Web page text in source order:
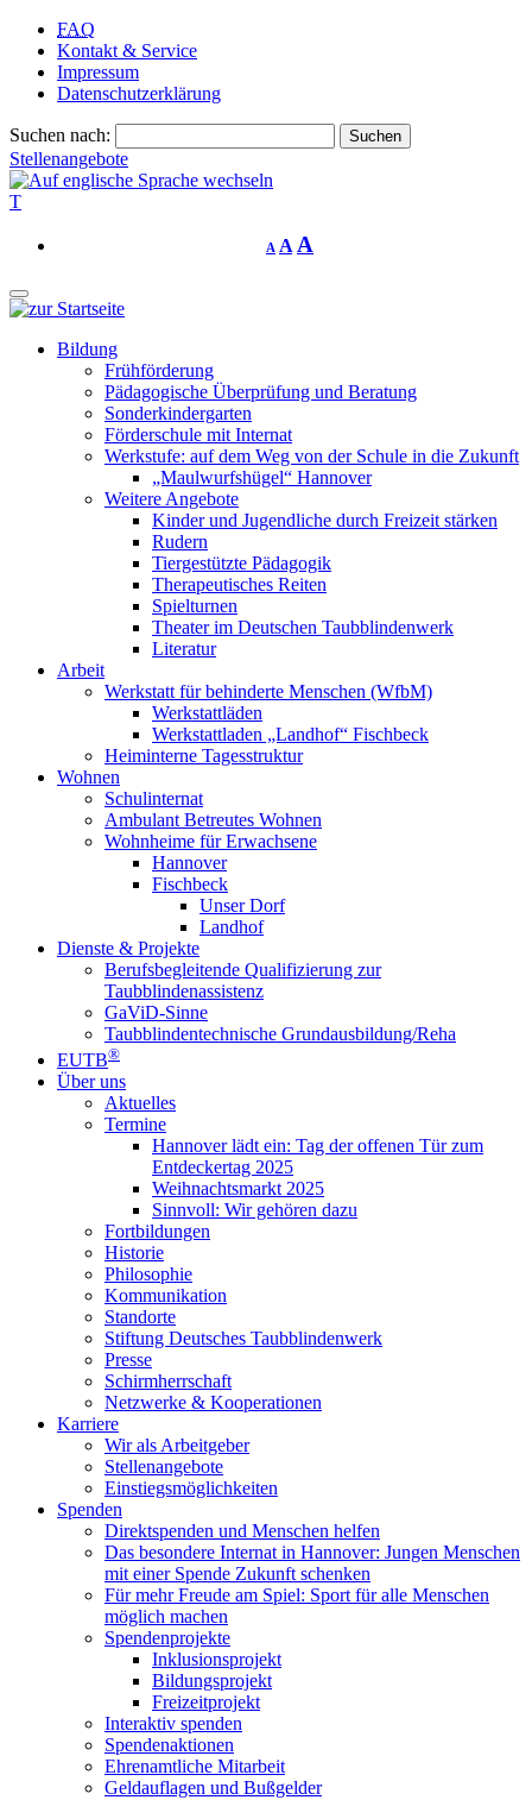
FAQ
Kontakt & Service
Impressum
Datenschutzerklärung
Suchen nach:
Stellenangebote
T
A A A
Bildung
Frühförderung
Pädagogische Überprüfung und Beratung
Sonderkindergarten
Förderschule mit Internat
Werkstufe: auf dem Weg von der Schule in die Zukunft
„Maulwurfshügel“ Hannover
Weitere Angebote
Kinder und Jugendliche durch Freizeit stärken
Rudern
Tiergestützte Pädagogik
Therapeutisches Reiten
Spielturnen
Theater im Deutschen Taubblindenwerk
Literatur
Arbeit
Werkstatt für behinderte Menschen (WfbM)
Werkstattläden
Werkstattladen „Landhof“ Fischbeck
Heiminterne Tagesstruktur
Wohnen
Schulinternat
Ambulant Betreutes Wohnen
Wohnheime für Erwachsene
Hannover
Fischbeck
Unser Dorf
Landhof
Dienste & Projekte
Berufsbegleitende Qualifizierung zur
Taubblindenassistenz
GaViD-Sinne
Taubblindentechnische Grundausbildung/Reha
EUTB®
Über uns
Aktuelles
Termine
Hannover lädt ein: Tag der offenen Tür zum
Entdeckertag 2025
Weihnachtsmarkt 2025
Sinnvoll: Wir gehören dazu
Fortbildungen
Historie
Philosophie
Kommunikation
Standorte
Stiftung Deutsches Taubblindenwerk
Presse
Schirmherrschaft
Netzwerke & Kooperationen
Karriere
Wir als Arbeitgeber
Stellenangebote
Einstiegsmöglichkeiten
Spenden
Direktspenden und Menschen helfen
Das besondere Internat in Hannover: Jungen Menschen
mit einer Spende Zukunft schenken
Für mehr Freude am Spiel: Sport für alle Menschen
möglich machen
Spendenprojekte
Inklusionsprojekt
Bildungsprojekt
Freizeitprojekt
Interaktiv spenden
Spendenaktionen
Ehrenamtliche Mitarbeit
Geldauflagen und Bußgelder